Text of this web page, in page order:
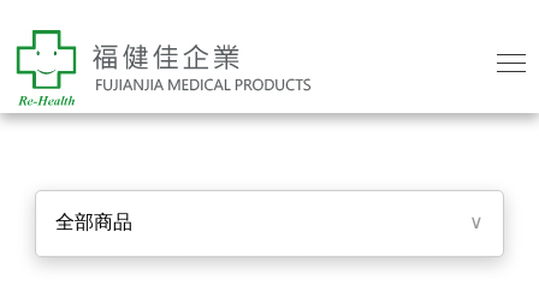
全部商品 ∨